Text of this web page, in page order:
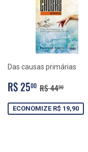
Das causas primárias
PREÇO
PROMOCIONAL
R$ 2500 R$
25,00
PREÇO
R$ 4490
ECONOMIZE R$ 19,90